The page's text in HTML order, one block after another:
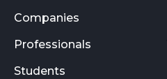
Companies
Professionals
Students